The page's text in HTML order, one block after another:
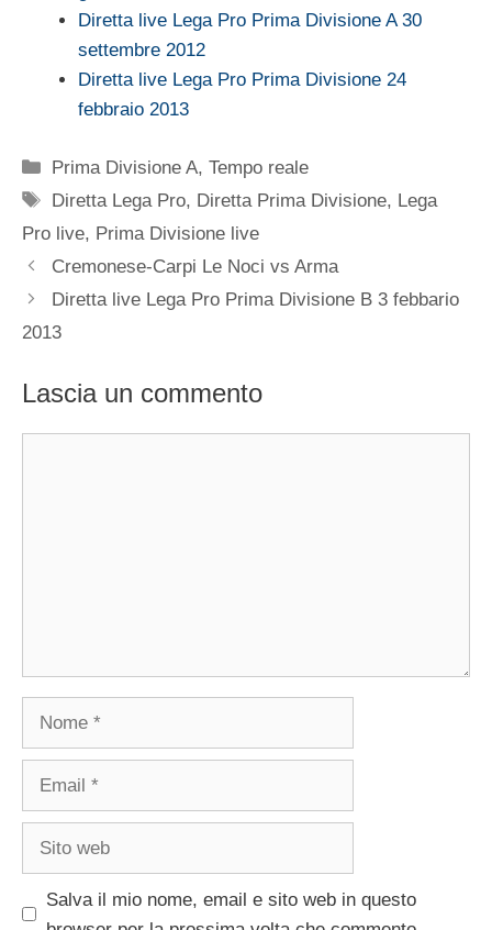
Diretta live Lega Pro Prima Divisione A 30
settembre 2012
Diretta live Lega Pro Prima Divisione 24
febbraio 2013
Categorie
Prima Divisione A,Tempo reale
Tag
Diretta Lega Pro, Diretta Prima Divisione, Lega
Pro live, Prima Divisione live
Cremonese-Carpi Le Noci vs Arma
Diretta live Lega Pro Prima Divisione B 3 febbario
2013
Lascia un commento
Nome
Email
Sito
Salva il mio nome, email e sito web in questo